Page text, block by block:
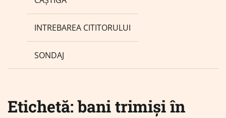
INTREBAREA CITITORULUI
SONDAJ
Etichetă:bani trimiși în